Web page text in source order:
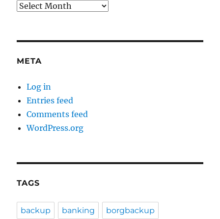
Archives
META
Log in
Entries feed
Comments feed
WordPress.org
TAGS
backup banking borgbackup